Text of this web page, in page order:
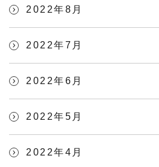
2022年8月
2022年7月
2022年6月
2022年5月
2022年4月